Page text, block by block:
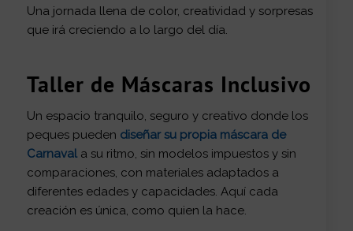
Una jornada llena de color, creatividad y sorpresas
que irá creciendo a lo largo del día.
Taller de Máscaras Inclusivo
Un espacio tranquilo, seguro y creativo donde los
peques pueden diseñar su propia máscara de
Carnavala su ritmo, sin modelos impuestos y sin
comparaciones, con materiales adaptados a
diferentes edades y capacidades. Aquí cada
creación es única, como quien la hace.